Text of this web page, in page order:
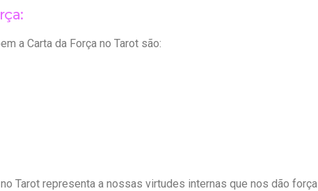
a Carta da Força no Tarot são:
Tarot representa a nossas virtudes internas que nos dão força